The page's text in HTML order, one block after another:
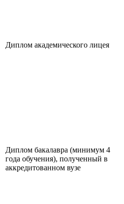
Диплом академического лицея
Диплом бакалавра (минимум 4
года обучения), полученный в
аккредитованном вузе